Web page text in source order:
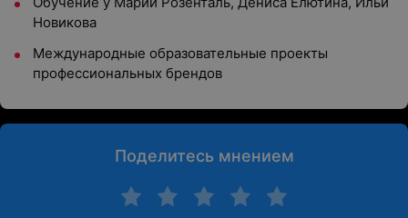
Новикова
Международные образовательные проекты
профессиональных брендов
Поделитесь мнением